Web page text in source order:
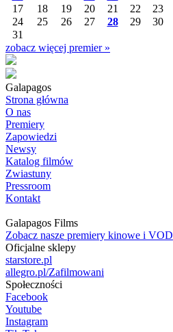
17
18 19 20 21 22
23
24
25 26 27 28 29
30
31
zobacz więcej premier »
Galapagos
Strona główna
O nas
Premiery
Zapowiedzi
Newsy
Katalog filmów
Zwiastuny
Pressroom
Kontakt
Galapagos Films
Zobacz nasze premiery kinowe i VOD
Oficjalne sklepy
starstore.pl
allegro.pl/Zafilmowani
Społeczności
Facebook
Youtube
Instagram